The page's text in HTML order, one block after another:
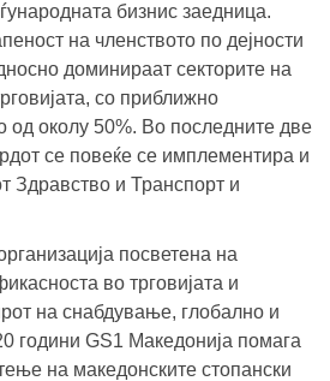
бизнис заедница.
на членството по дејности
доминираат секторите на
со приближно
од околу 50%. Во последните две
се повеќе се имплементира и
Здравство и Транспорт и
посветена на
во трговијата и
на снабдување, глобално и
години GS1 Македонија помага
на македонските стопански